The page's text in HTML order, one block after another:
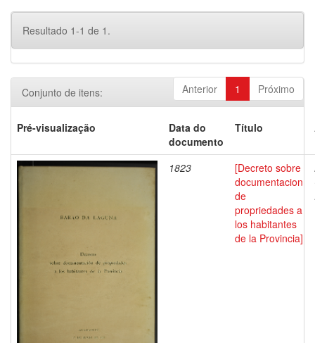
Resultado 1-1 de 1.
Anterior 1 Próximo
Conjunto de itens:
Pré-visualização
Data do
documento
Título
1823
[Decreto sobre
documentacion
de
propriedades a
los habitantes
de la Provincia]